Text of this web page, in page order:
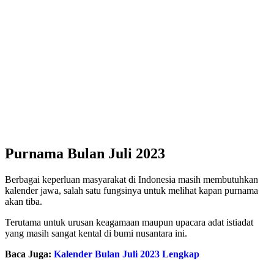
Purnama Bulan Juli 2023
Berbagai keperluan masyarakat di Indonesia masih membutuhkan
kalender jawa, salah satu fungsinya untuk melihat kapan purnama
akan tiba.
Terutama untuk urusan keagamaan maupun upacara adat istiadat
yang masih sangat kental di bumi nusantara ini.
Baca Juga: Kalender Bulan Juli 2023 Lengkap